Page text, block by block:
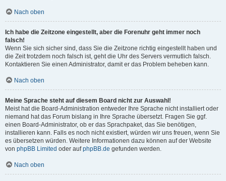
Nach oben
Ich habe die Zeitzone eingestellt, aber die Forenuhr geht immer noch
falsch!
Wenn Sie sich sicher sind, dass Sie die Zeitzone richtig eingestellt haben und
die Zeit trotzdem noch falsch ist, geht die Uhr des Servers vermutlich falsch.
Kontaktieren Sie einen Administrator, damit er das Problem beheben kann.
Nach oben
Meine Sprache steht auf diesem Board nicht zur Auswahl!
Meist hat die Board-Administration entweder Ihre Sprache nicht installiert oder
niemand hat das Forum bislang in Ihre Sprache übersetzt. Fragen Sie ggf.
einen Board-Administrator, ob er das Sprachpaket, das Sie benötigen,
installieren kann. Falls es noch nicht existiert, würden wir uns freuen, wenn Sie
es übersetzen würden. Weitere Informationen dazu können auf der Website
von phpBB Limited oder aufphpBB.de gefunden werden.
Nach oben